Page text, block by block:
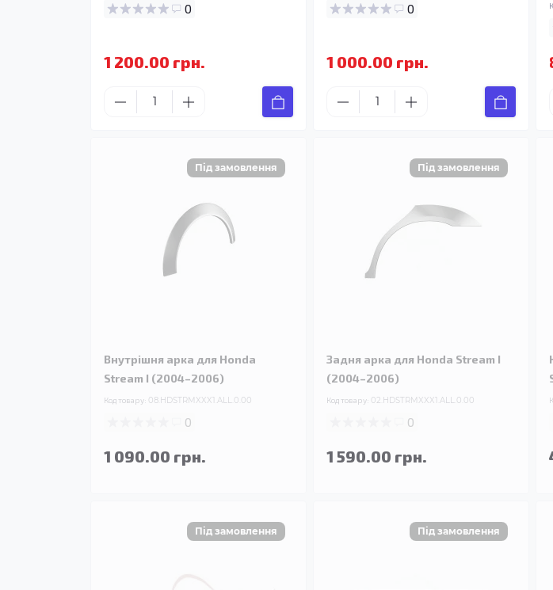
0
1 200.00 грн.
0
1 000.00 грн.
Внутрішня арка для Honda
Stream I (2004–2006)
Код товару: 08.HDSTRMXXX1.ALL.0.00
0
1 090.00 грн.
Задня арка для Honda Stream I
(2004–2006)
Код товару: 02.HDSTRMXXX1.ALL.0.00
0
1 590.00 грн.